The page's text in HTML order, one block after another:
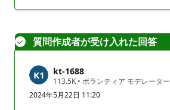
は
あ
り
ま
せ
質問作成者が受け入れた回答
kt-1688
113.5K 評
価
の
• ボランティア モデレーター
2024年5月22日 11:20